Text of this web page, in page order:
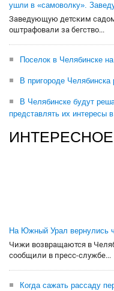
ушли в «самоволку».
Заведующую детским
оштрафовали за бегство...
Поселок в Челябинске
В пригороде
В Челябинске будут
представлять их интересы
ИНТЕРЕСНОЕ
На Южный Урал вернулись
Чижи возвращаются в
сообщили в пресс-службе...
Когда сажать рассаду